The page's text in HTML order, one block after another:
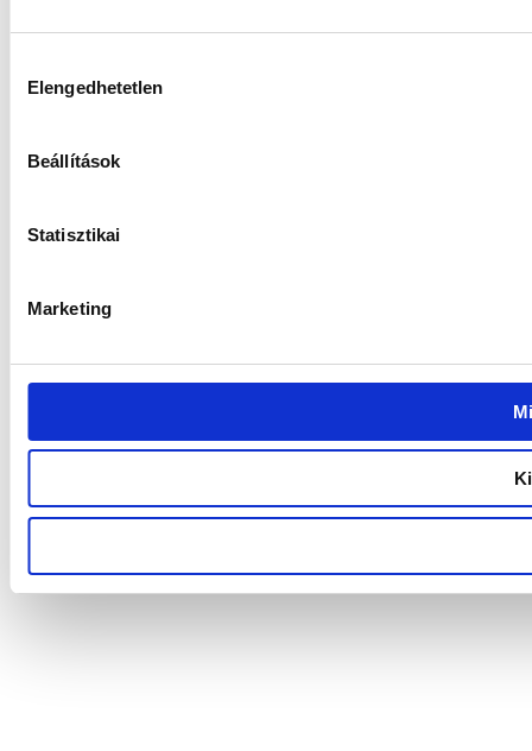
kiválasztása
Elengedhetetlen
Beállítások
Statisztikai
Marketing